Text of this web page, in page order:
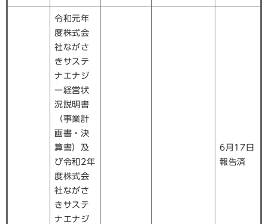
令和元年
度株式会
社ながさ
きサステ
ナエナジ
ー経営状
況説明書
（事業計
画書・決
算書）及
び令和2年
度株式会
社ながさ
きサステ
ナエナジ
6月17日
報告済